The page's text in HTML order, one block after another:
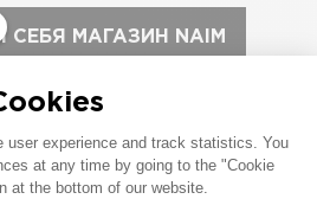
МАГАЗИН NAIM
МАКАЛЛУМ И ШОН
ФОРАН